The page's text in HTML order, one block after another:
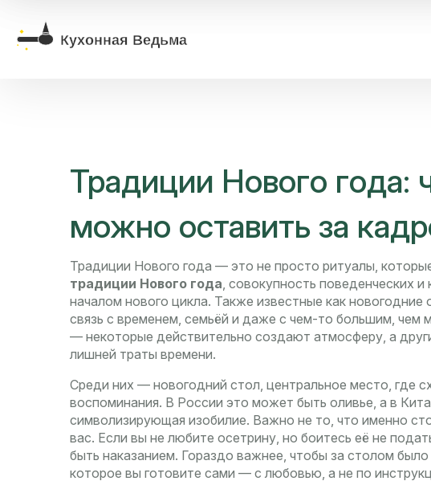
Традиции Нового года:
можно оставить за
Традиции Нового года — это не просто ритуалы,
традиции Нового года, совокупность поведенческих и
началом нового цикла. Также известные как новогодние
связь с временем, семьёй и даже с чем-то большим, чем
— некоторые действительно создают атмосферу, а
лишней траты времени.
Среди них — новогодний стол, центральное место, где
воспоминания. В России это может быть оливье, а в
символизирующая изобилие. Важно не то, что именно
вас. Если вы не любите осетрину, но боитесь её не
быть наказанием. Гораздо важнее, чтобы за столом
которое вы готовите сами — с любовью, а не по